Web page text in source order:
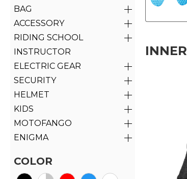
BAG
ACCESSORY
RIDING SCHOOL
INSTRUCTOR
ELECTRIC GEAR
SECURITY
HELMET
KIDS
MOTOFANGO
ENIGMA
COLOR
INNER